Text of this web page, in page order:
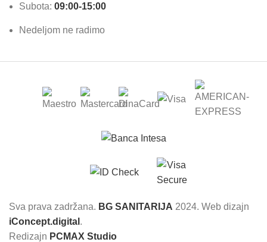
Subota: 09:00-15:00
Nedeljom ne radimo
Sva prava zadržana. BG SANITARIJA 2024. Web dizajn
iConcept.digital .
Redizajn PCMAX Studio